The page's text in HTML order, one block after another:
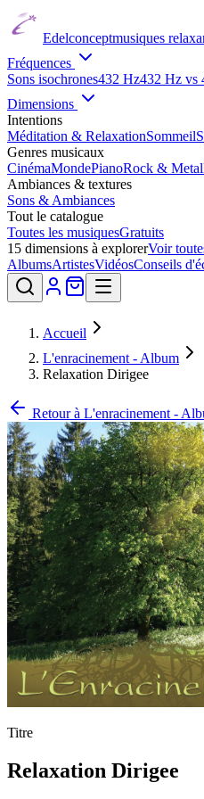
Edelconceptmusiques
Fréquences
Sons isochrones432 Hz432 Hz vs
Dimensions
Intentions
Méditation & RelaxationSommeil
Genres musicaux
CinémaMondePianoRock & Metal
Ambiances & textures
Sons & Ambiances
Tout le catalogue
Toutes les musiquesGratuits
15 dimensions à explorerVoir
AlbumsArtistesVidéosConseils
Accueil
L'enracinement - Album
Relaxation Dirigee
Retour à L'enracinement -
Titre
Relaxation Dirigee